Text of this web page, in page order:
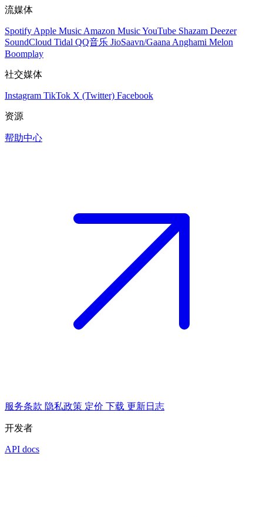
流媒体
Spotify Apple Music Amazon MusicYouTube Shazam Deezer
SoundCloud Tidal QQ音乐 JioSaavn/Gaana Anghami Melon
Boomplay
社交媒体
Instagram TikTok X (Twitter) Facebook
资源
帮助中心
服务条款 隐私政策 定价 下载 更新日志
开发者
API docs